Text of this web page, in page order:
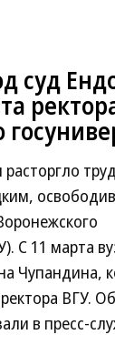
суд
С 11 марта
Чупандина,
ВГУ.
в пресс-